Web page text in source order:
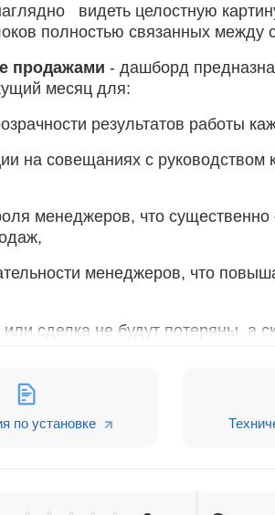
видеть целостную
полностью связанных между
продажами - дашборд
месяц для:
результатов работы
на совещаниях с руководством
менеджеров, что
менеджеров, что
сделка не будут потеряны, а
абсолютно бесплатно при
- продуманный комплекс
по установке